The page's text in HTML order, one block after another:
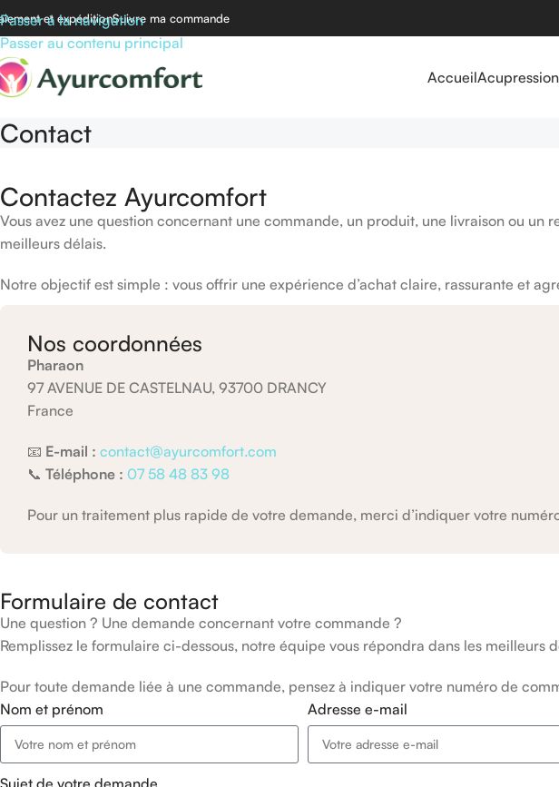
Passer à la navigation
Passer au contenu principal
et expéditionSuivre ma commande
AccueilAcupression
Contact
Contactez Ayurcomfort
Vous avez une question concernant une commande, un produit, une livraison ou
meilleurs délais.
Notre objectif est simple : vous offrir une expérience d’achat claire, rassurante et
Nos coordonnées
Pharaon
97 AVENUE DE CASTELNAU, 93700 DRANCY
France
📧 E-mail : contact@ayurcomfort.com
📞 Téléphone : 07 58 48 83 98
Pour un traitement plus rapide de votre demande, merci d’indiquer votre
Formulaire de contact
Une question ? Une demande concernant votre commande ?
Remplissez le formulaire ci-dessous, notre équipe vous répondra dans les meilleurs
Pour toute demande liée à une commande, pensez à indiquer votre numéro de
Nom et prénom
Adresse e-mail
Sujet de votre demande